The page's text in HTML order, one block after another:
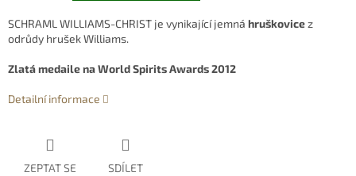
SCHRAML WILLIAMS-CHRIST je vynikající jemná hruškovicez
odrůdy hrušek Williams.
Zlatámedaile naWorldSpiritsAwards2012
Detailní informace
ZEPTAT SE SDÍLET